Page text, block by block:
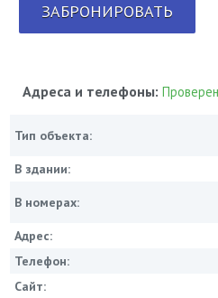
ЗАБРОНИРОВАТЬ
Адреса и телефоны:
Тип объекта:
В здании:
В номерах:
Адрес:
Телефон:
Сайт: